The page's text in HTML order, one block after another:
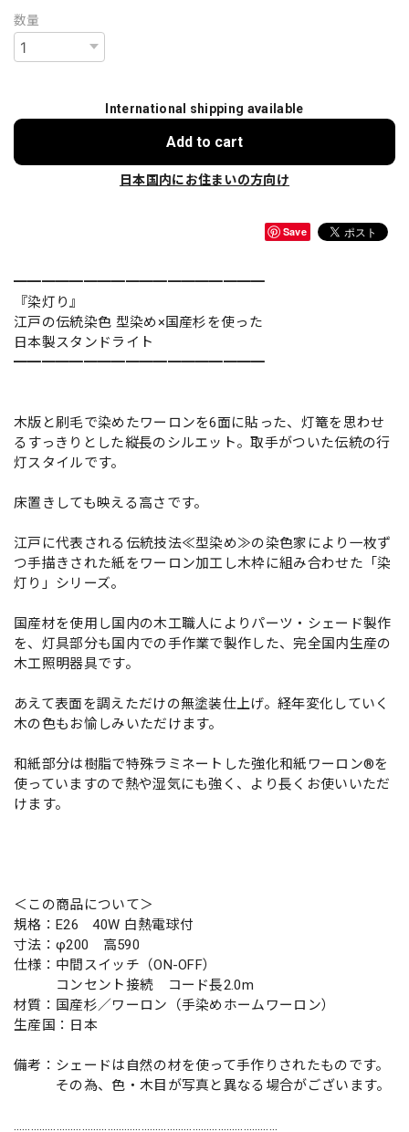
数量
International shipping available
Add to cart
日本国内にお住まいの方向け
Save
━━━━━━━━━━━━━━━━━━
『染灯り』
江戸の伝統染色 型染め×国産杉を使った
日本製スタンドライト
━━━━━━━━━━━━━━━━━━
木版と刷毛で染めたワーロンを6面に貼った、灯篭を思わせ
るすっきりとした縦長のシルエット。取手がついた伝統の行
灯スタイルです。
床置きしても映える高さです。
江戸に代表される伝統技法≪型染め≫の染色家により一枚ず
つ手描きされた紙をワーロン加工し木枠に組み合わせた「染
灯り」シリーズ。
国産材を使用し国内の木工職人によりパーツ・シェード製作
を、灯具部分も国内での手作業で製作した、完全国内生産の
木工照明器具です。
あえて表面を調えただけの無塗装仕上げ。経年変化していく
木の色もお愉しみいただけます。
和紙部分は樹脂で特殊ラミネートした強化和紙ワーロン®を
使っていますので熱や湿気にも強く、より長くお使いいただ
けます。
＜この商品について＞
規格：E26 40W 白熱電球付
寸法：φ200 高590
仕様：中間スイッチ（ON-OFF）
コンセント接続 コード長2.0m
材質：国産杉／ワーロン（手染めホームワーロン）
生産国：日本
備考：シェードは自然の材を使って手作りされたものです。
その為、色・木目が写真と異なる場合がございます。
…………………………………………………………………………………